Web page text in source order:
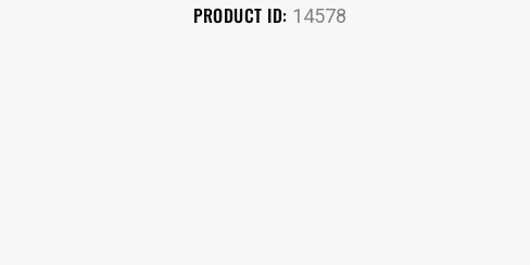
PRODUCT ID: 14578